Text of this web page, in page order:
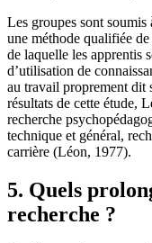
Les groupes sont soumis
une méthode qualifiée
de laquelle les apprentis
d’utilisation de
au travail proprement dit
résultats de cette étude,
recherche
technique et général,
carrière (Léon, 1977).
5. Quels
recherche ?